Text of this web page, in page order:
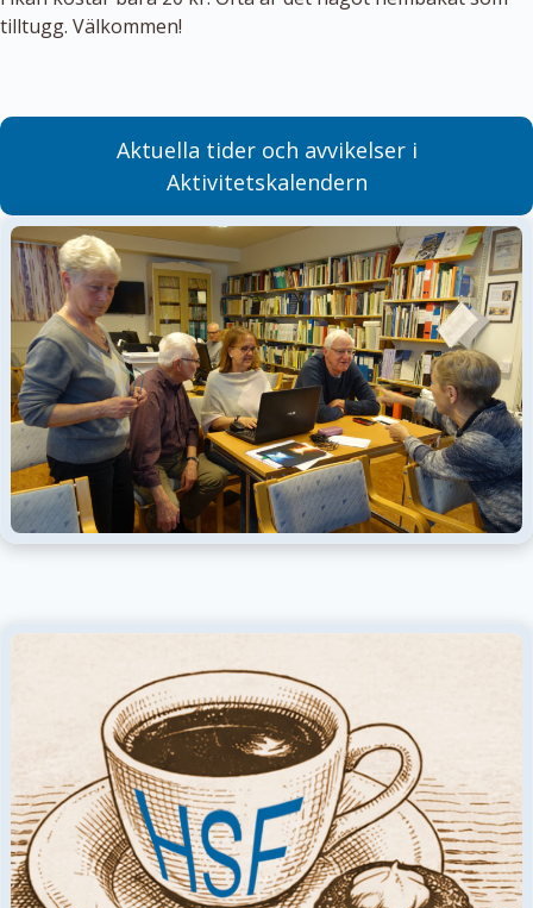
tilltugg. Välkommen!
Aktuella tider och avvikelser i
Aktivitetskalendern